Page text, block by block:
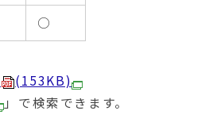
○
(153KB)
」で検索できます。